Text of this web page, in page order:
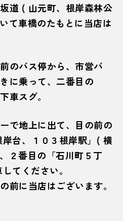
道 ( 山元町、根岸森林公
て車橋のたもとに当店は
バス停から、市営バ
に乗って、二番目の
車スグ。
で地上に出て、目の前の
台、１０３根岸駅」( 横
２番目の「石川町５丁
てください。
前に当店はございます。